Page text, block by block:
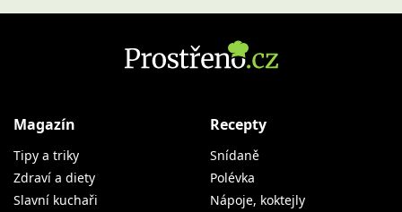
Magazín
Tipy a triky
Zdraví a diety
Slavní kuchaři
Recepty
Snídaně
Polévka
Nápoje, koktejly